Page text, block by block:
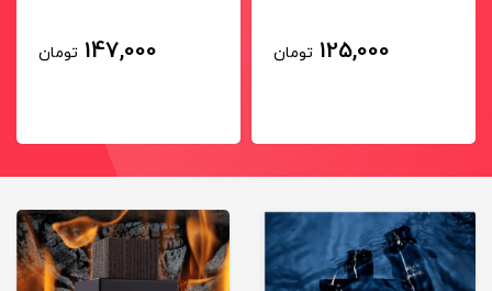
125,000 تومان 147,000 تومان